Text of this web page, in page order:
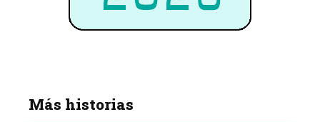
Más historias